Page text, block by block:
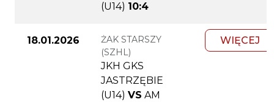
(U14) 10:4
18.01.2026
ŻAK STARSZY
(SZHL)
JKH GKS
JASTRZĘBIE
(U14) VS AM
WIĘCEJ